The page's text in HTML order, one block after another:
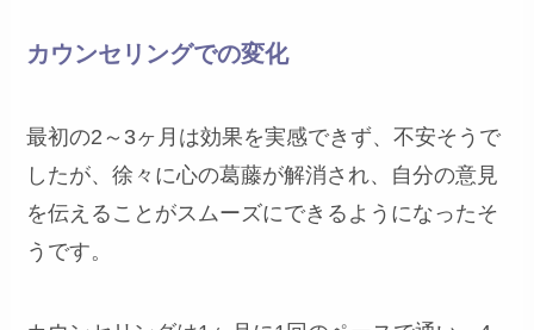
カウンセリングでの変化
最初の2～3ヶ月は効果を実感できず、不安そうで
したが、徐々に心の葛藤が解消され、自分の意見
を伝えることがスムーズにできるようになったそ
うです。